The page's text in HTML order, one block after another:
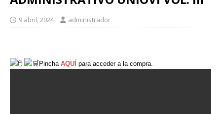
9 abril, 2024 administrador
Pincha AQUÍ para acceder a la compra.